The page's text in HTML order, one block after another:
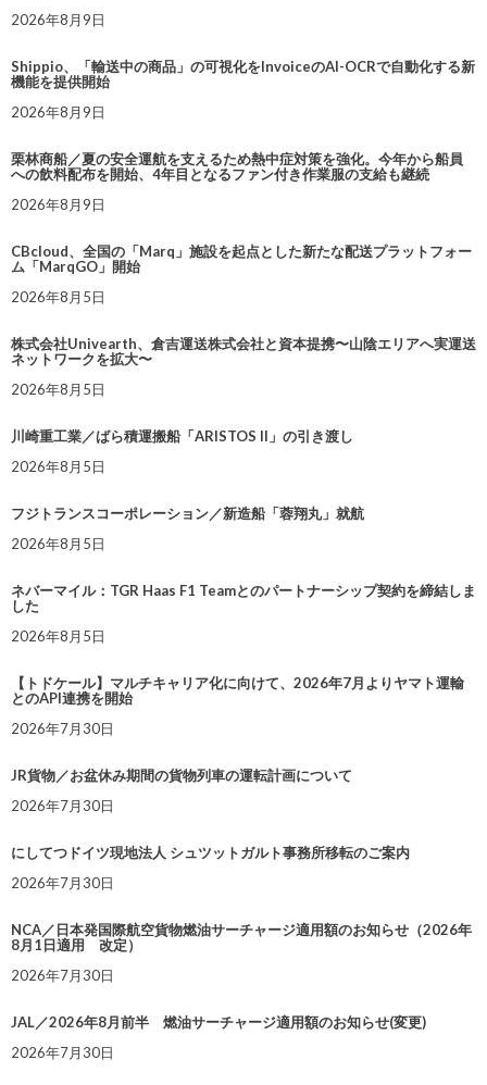
2026年8月9日
Shippio、「輸送中の商品」の可視化をInvoiceのAI-OCRで自動化する新
機能を提供開始
2026年8月9日
栗林商船／夏の安全運航を支えるため熱中症対策を強化。今年から船員
への飲料配布を開始、4年目となるファン付き作業服の支給も継続
2026年8月9日
CBcloud、全国の「Marq」施設を起点とした新たな配送プラットフォー
ム「MarqGO」開始
2026年8月5日
株式会社Univearth、倉吉運送株式会社と資本提携〜山陰エリアへ実運送
ネットワークを拡大〜
2026年8月5日
川崎重工業／ばら積運搬船「ARISTOS II」の引き渡し
2026年8月5日
フジトランスコーポレーション／新造船「蓉翔丸」就航
2026年8月5日
ネバーマイル：TGR Haas F1 Teamとのパートナーシップ契約を締結しま
した
2026年8月5日
【トドケール】マルチキャリア化に向けて、2026年7月よりヤマト運輸
とのAPI連携を開始
2026年7月30日
JR貨物／お盆休み期間の貨物列車の運転計画について
2026年7月30日
にしてつドイツ現地法人 シュツットガルト事務所移転のご案内
2026年7月30日
NCA／日本発国際航空貨物燃油サーチャージ適用額のお知らせ（2026年
8月1日適用 改定）
2026年7月30日
JAL／2026年8月前半 燃油サーチャージ適用額のお知らせ(変更)
2026年7月30日